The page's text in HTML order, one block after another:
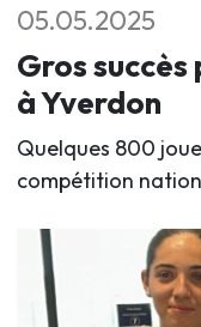
05.05.2025
Gros succès
à Yverdon
Quelques 800
compétition